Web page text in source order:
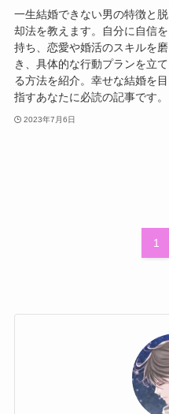
一生結婚できない男の特徴と脱
却法を教えます。自分に自信を
持ち、恋愛や婚活のスキルを磨
き、具体的な行動プランを立て
る方法を紹介。幸せな結婚を目
指すあなたに必読の記事です。
2023年7月6日
1